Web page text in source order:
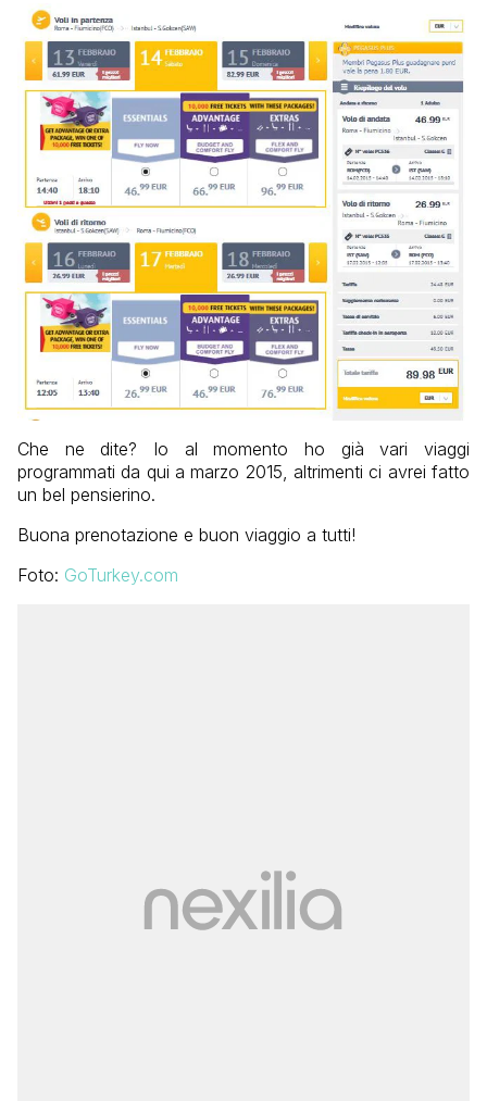
Che ne dite? Io al momento ho già vari viaggi
programmati da qui a marzo 2015, altrimenti ci avrei fatto
un bel pensierino.
Buona prenotazione e buon viaggio a tutti!
Foto: GoTurkey.com